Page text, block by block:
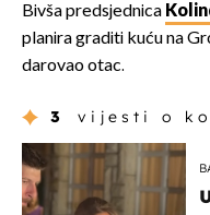
Bivša predsjednica
planira graditi kuću na
darovao otac.
3 vijesti o